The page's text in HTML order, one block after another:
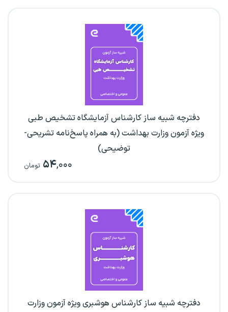
دفترچه شبیه ساز کارشناس آزمایشگاه تشخیص طبی
ویژه آزمون وزارت بهداشت (به همراه پاسخ‌نامه تشریحی-
توضیحی)
۵۴,۰۰۰ تومان
دفترچه شبیه ساز کارشناس هوشبری ویژه آزمون وزارت